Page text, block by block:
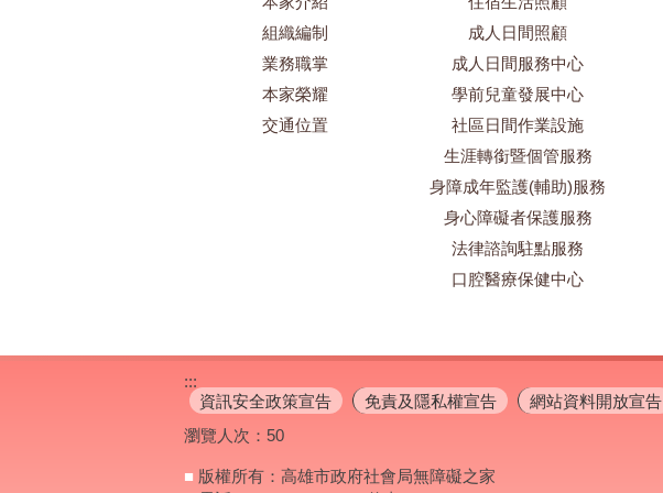
組織編制
業務職掌
本家榮耀
交通位置
成人日間照顧
成人日間服務中心
學前兒童發展中心
社區日間作業設施
生涯轉銜暨個管服務
身障成年監護(輔助)服務
身心障礙者保護服務
法律諮詢駐點服務
口腔醫療保健中心
:::
資訊安全政策宣告
免責及隱私權宣告
網站資料開放宣告
瀏覽人次： 50
■ 版權所有：高雄市政府社會局無障礙之家